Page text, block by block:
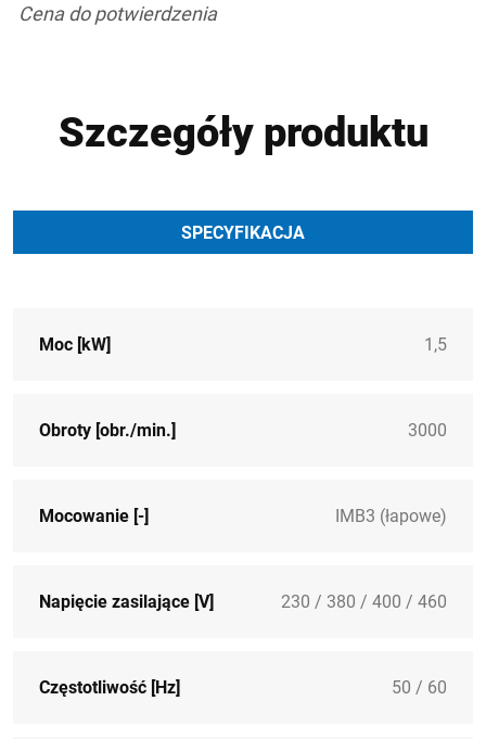
Cena do potwierdzenia
Szczegóły produktu
SPECYFIKACJA
Moc [kW] 1,5
Obroty [obr./min.] 3000
Mocowanie [-] IMB3 (łapowe)
Napięcie zasilające [V] 230 / 380 / 400 / 460
Częstotliwość [Hz] 50 / 60